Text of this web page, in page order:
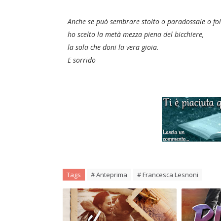
Anche se può sembrare stolto o paradossale o
ho scelto la metà mezza piena del bicchiere,
la sola che doni la vera gioia.
E sorrido
Tags # Anteprima # Francesca Lesnoni